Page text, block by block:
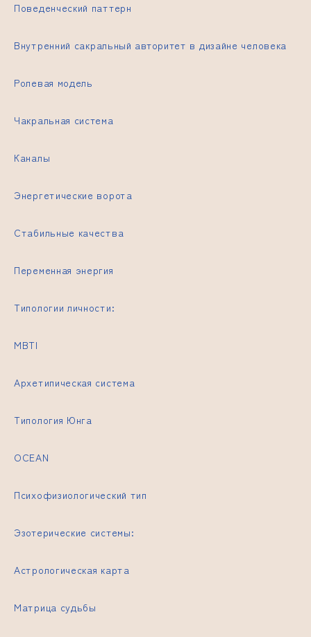
Поведенческий паттерн
Внутренний сакральный авторитет в дизайне человека
Ролевая модель
Чакральная система
Каналы
Энергетические ворота
Стабильные качества
Переменная энергия
Типологии личности:
MBTI
Архетипическая система
Типология Юнга
OCEAN
Психофизиологический тип
Эзотерические системы:
Астрологическая карта
Матрица судьбы